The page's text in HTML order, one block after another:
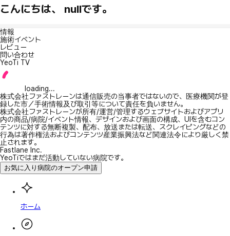
こんにちは、 nullです。
情報
施術イベント
レビュー
問い合わせ
YeoTi TV
loading...
株式会社ファストレーンは通信販売の当事者ではないので、医療機関が登
録した市／手術情報及び取引等について責任を負いません。
株式会社ファストレーンが所有/運営/管理するウェブサイトおよびアプリ
内の商品/病院/イベント情報、デザインおよび画面の構成、UIを含むコン
テンツに対する無断複製、配布、放送または転送、スクレイピングなどの
行為は著作権法およびコンテンツ産業振興法など関連法令により厳しく禁
止されます。
Fastlane Inc.
YeoTiではまだ活動していない病院です。
お気に入り病院のオープン申請
ホーム